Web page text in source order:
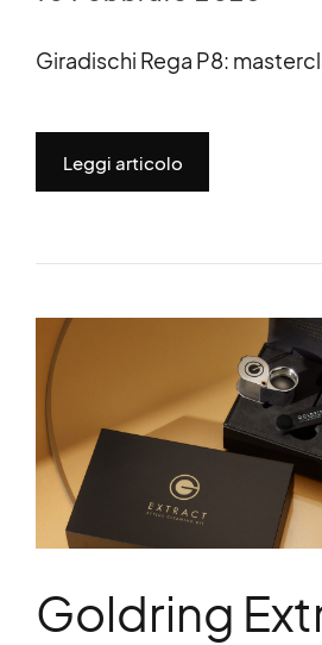
Giradischi Rega P8:
Leggi articolo
Goldring